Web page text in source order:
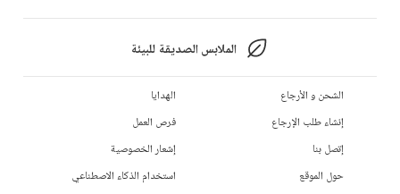
الملابس الصديقة للبيئة
الشحن و الأرجاع
إنشاء طلب الإرجاع
إتصل بنا
حول الموقع
الهدايا
فرص العمل
إشعار الخصوصية
استخدام الذكاء الاصطناعي